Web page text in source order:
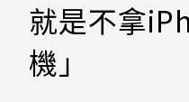
就是不拿
機」